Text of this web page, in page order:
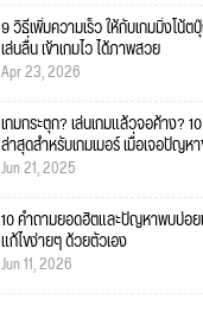
9 วิธีเพิ่มความเร็ว ให้กับเกมมิ่งโน้
เล่นลื่น เข้าเกมไว ได้ภาพสวย
Apr 23, 2026
เกมกระตุก? เล่นเกมแล้วจอค้าง?
ล่าสุดสำหรับเกมเมอร์ เมื่อเจอปัญห
Jun 21, 2025
10 คำถามยอดฮิตและปัญหาพบบ่อ
แก้ไขง่ายๆ ด้วยตัวเอง
Jun 11, 2026